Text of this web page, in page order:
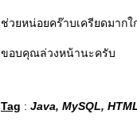
ช่วยหน่อยคร๊าบเครียดมาก
ขอบคุณล่วงหน้านะครับ
Tag : Java, MySQL,